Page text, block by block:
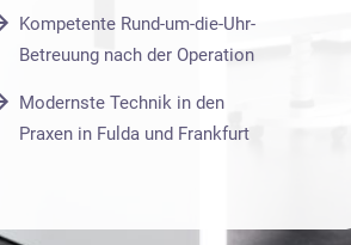
Kompetente Rund-um-die-Uhr-
Betreuung nach der Operation
Modernste Technik in den
Praxen in Fulda und Frankfurt